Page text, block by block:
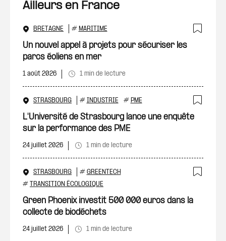
Ailleurs en France
BRETAGNE # MARITIME
Un nouvel appel à projets pour sécuriser les
parcs éoliens en mer
1 août 2026 1 min de lecture
STRASBOURG # INDUSTRIE # PME
L'Université de Strasbourg lance une enquête
sur la performance des PME
24 juillet 2026 1 min de lecture
STRASBOURG # GREENTECH
# TRANSITION ÉCOLOGIQUE
Green Phoenix investit 500 000 euros dans la
collecte de biodéchets
24 juillet 2026 1 min de lecture